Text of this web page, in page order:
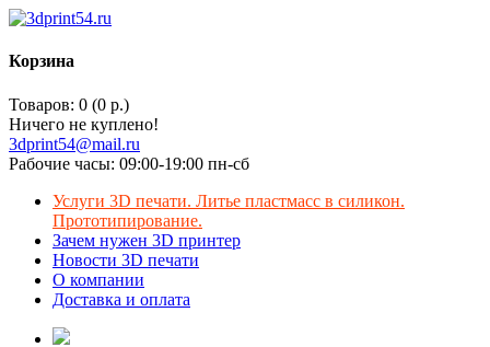
Корзина
Товаров: 0 (0 р.)
Ничего не куплено!
3dprint54@mail.ru
Рабочие часы: 09:00-19:00 пн-сб
Услуги 3D печати. Литье пластмасс в силикон.
Прототипирование.
Зачем нужен 3D принтер
Новости 3D печати
О компании
Доставка и оплата